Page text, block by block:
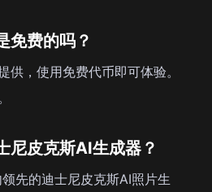
免费的吗？
供，使用免费代币即可体验。
尼皮克斯AI生成器？
先的迪士尼皮克斯AI照片生